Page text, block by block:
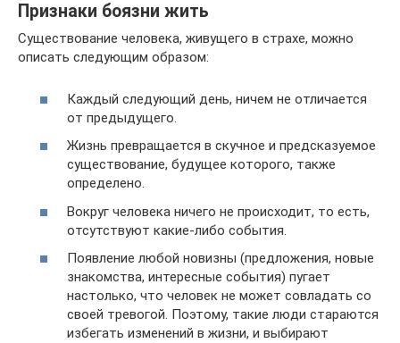
Признаки боязни жить
Существование человека, живущего в страхе, можно
описать следующим образом:
Каждый следующий день, ничем не отличается
от предыдущего.
Жизнь превращается в скучное и предсказуемое
существование, будущее которого, также
определено.
Вокруг человека ничего не происходит, то есть,
отсутствуют какие-либо события.
Появление любой новизны (предложения, новые
знакомства, интересные события) пугает
настолько, что человек не может совладать со
своей тревогой. Поэтому, такие люди стараются
избегать изменений в жизни, и выбирают